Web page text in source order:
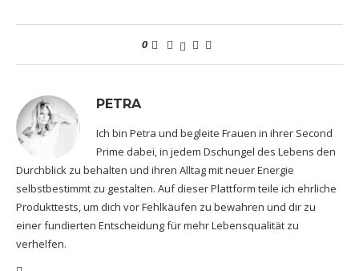
0
PETRA
Ich bin Petra und begleite Frauen in ihrer Second
Prime dabei, in jedem Dschungel des Lebens den
Durchblick zu behalten und ihren Alltag mit neuer Energie
selbstbestimmt zu gestalten. Auf dieser Plattform teile ich ehrliche
Produkttests, um dich vor Fehlkäufen zu bewahren und dir zu
einer fundierten Entscheidung für mehr Lebensqualität zu
verhelfen.